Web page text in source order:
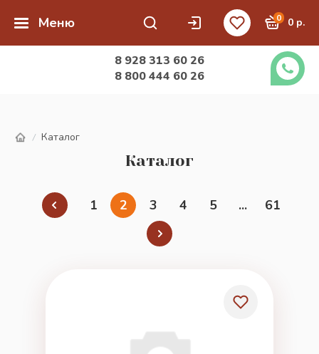
Меню 0 0 р.
8 928 313 60 26
8 800 444 60 26
/ Каталог
Каталог
1 2 3 4 5 ... 61